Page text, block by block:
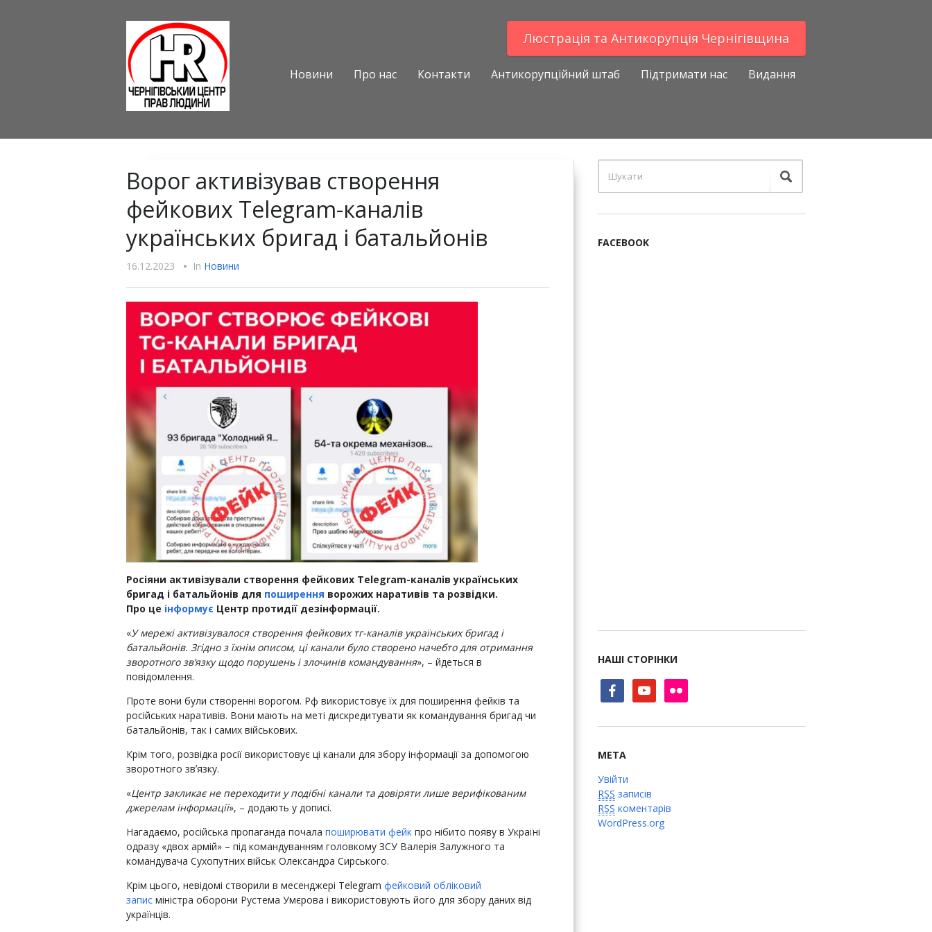
Люстрацiя та Антикорупцiя Чернігівщина
Новини Про нас Контакти Антикорупційний штаб Підтримати нас Видання
Ворог активізував створення
фейкових Telegram-каналів
українських бригад і батальйонів
16.12.2023 • In Новини
Росіяни активізували створення фейкових Telegram-каналів українських
бригад і батальйонів для поширення ворожих наративів та розвідки.
Про це інформує Центр протидії дезінформації.
«У мережі активізувалося створення фейкових тг-каналів українських бригад і
батальйонів. Згідно з їхнім описом, ці канали було створено начебто для отримання
зворотного зв’язку щодо порушень і злочинів командування», – йдеться в
повідомлення.
Проте вони були створенні ворогом. Рф використовує їх для поширення фейків та
російських наративів. Вони мають на меті дискредитувати як командування бригад чи
батальйонів, так і самих військових.
Крім того, розвідка росії використовує ці канали для збору інформації за допомогою
зворотного звʼязку.
«Центр закликає не переходити у подібні канали та довіряти лише верифікованим
джерелам інформації», – додають у дописі.
Нагадаємо, російська пропаганда почала поширювати фейк про нібито появу в Україні
одразу «двох армій» – під командуванням головкому ЗСУ Валерія Залужного та
командувача Сухопутних військ Олександра Сирського.
Крім цього, невідомі створили в месенджері Telegram фейковий обліковий
запис міністра оборони Рустема Умєрова і використовують його для збору даних від
українців.
FACEBOOK
НАШІ СТОРІНКИ
facebookyoutube flickr
МЕТА
Увійти
RSS записів
RSS коментарів
WordPress.org